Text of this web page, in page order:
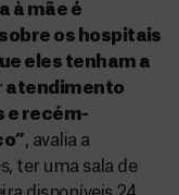
à mãe é
os hospitais
eles tenham a
atendimento
e recém-
, avalia a
ter uma sala de